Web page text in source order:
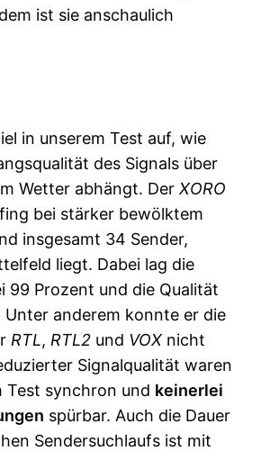
ist sie anschaulich
in unserem Test auf, wie
des Signals über
Wetter abhängt. Der XORO
bei stärker bewölktem
insgesamt 34 Sender,
liegt. Dabei lag die
99 Prozent und die Qualität
Unter anderem konnte er die
RTL, RTL2 und VOX nicht
Signalqualität waren
Test synchron und keinerlei
spürbar. Auch die Dauer
Sendersuchlaufs ist mit